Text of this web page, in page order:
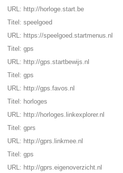
URL: http://horloge.start.be
Titel: speelgoed
URL: https://speelgoed.startmenus.nl
Titel: gps
URL: http://gps.startbewijs.nl
Titel: gps
URL: http://gps.favos.nl
Titel: horloges
URL: http://horloges.linkexplorer.nl
Titel: gprs
URL: http://gprs.linkmee.nl
Titel: gps
URL: http://gprs.eigenoverzicht.nl